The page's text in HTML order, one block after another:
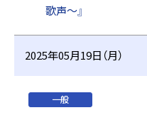
歌声～』
2025年05月19日（月）
一般